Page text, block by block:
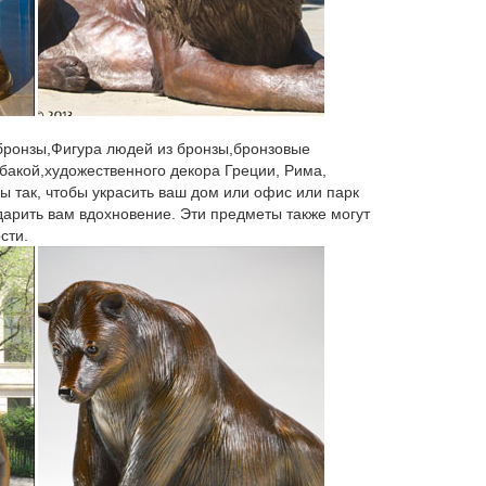
и новому году от ведущего интернет
и Нарды Бюсты Символы Года » 2018 Год
"Бронзовый Мастиф". Артикул: 713018.
2018 года!
фигурки собаки пресс-папье ремесел
меблировки дома и сада милый
– статуэтки собак, копилки в виде
Декоративная деревянная фигурка "Собачка
людей из бронзы,бронзовые
декора Греции, Рима,
так, чтобы украсить ваш дом или офис или парк
вам вдохновение. Эти предметы также могут